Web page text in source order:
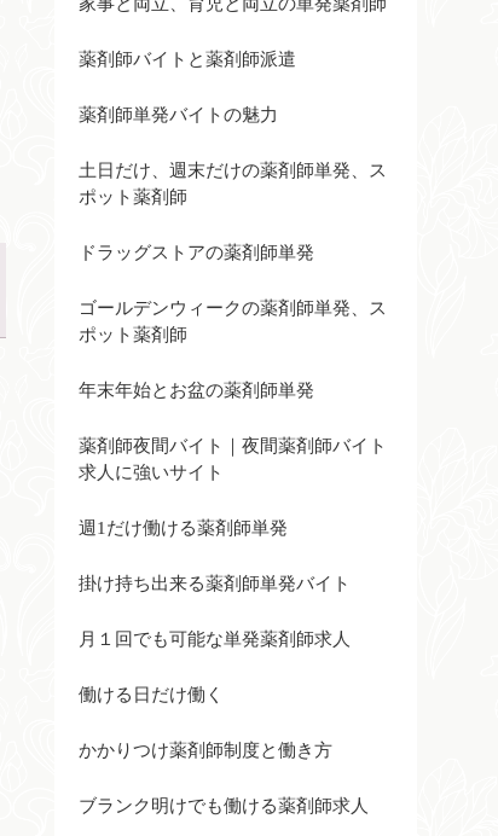
薬剤師バイトと薬剤師派遣
薬剤師単発バイトの魅力
土日だけ、週末だけの薬剤師単発、ス
ポット薬剤師
ドラッグストアの薬剤師単発
ゴールデンウィークの薬剤師単発、ス
ポット薬剤師
年末年始とお盆の薬剤師単発
薬剤師夜間バイト｜夜間薬剤師バイト
求人に強いサイト
週1だけ働ける薬剤師単発
掛け持ち出来る薬剤師単発バイト
月１回でも可能な単発薬剤師求人
働ける日だけ働く
かかりつけ薬剤師制度と働き方
ブランク明けでも働ける薬剤師求人